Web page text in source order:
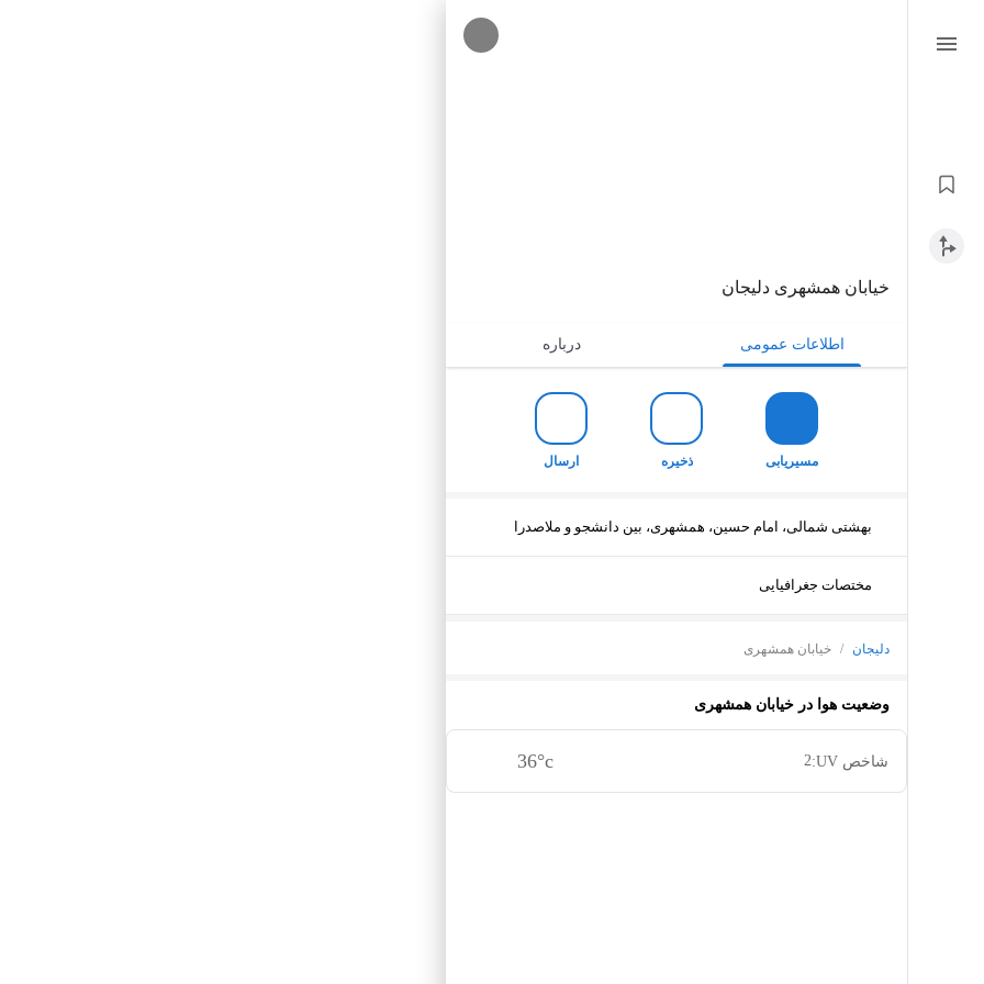
خیابان همشهری دلیجان
اطلاعات عمومی درباره
مسیریابی ذخیره ارسال
بهشتی شمالی، امام حسین، همشهری، بین دانشجو و ملاصدرا
مختصات جغرافیایی
دلیجان / خیابان همشهری
وضعیت هوا در خیابان همشهری
36 شاخص UV: 2